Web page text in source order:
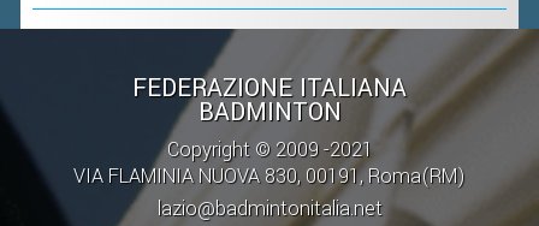
FEDERAZIONE ITALIANA
BADMINTON
Copyright © 2009 -2021
VIA FLAMINIA NUOVA 830, 00191, Roma(RM)
lazio@badmintonitalia.net